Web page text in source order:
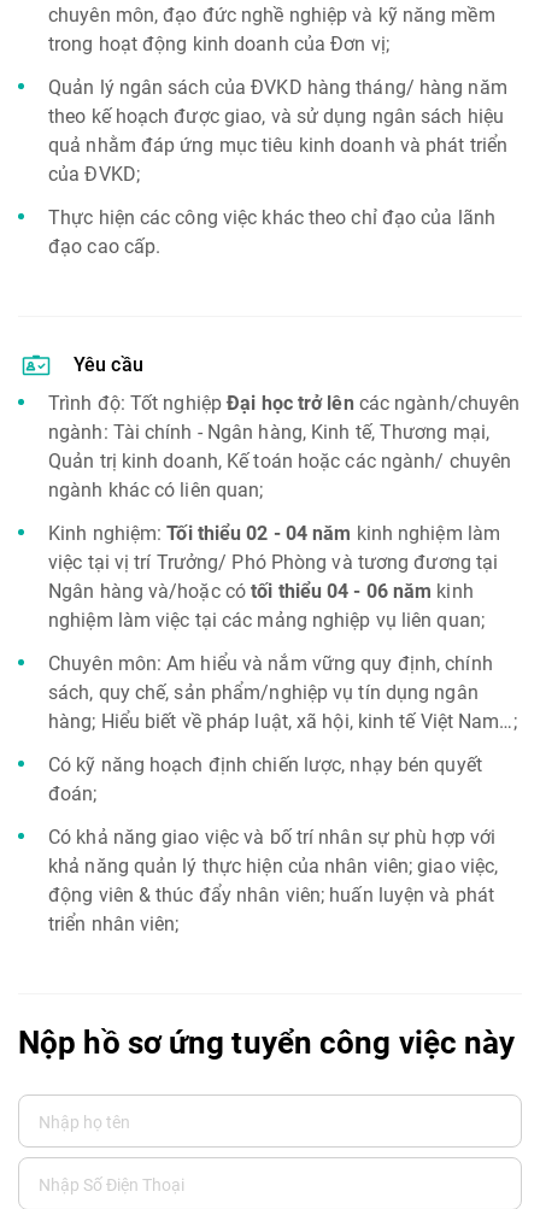
chuyên môn, đạo đức nghề nghiệp và kỹ năng mềm
trong hoạt động kinh doanh của Đơn vị;
Quản lý ngân sách của ĐVKD hàng tháng/ hàng năm
theo kế hoạch được giao, và sử dụng ngân sách hiệu
quả nhằm đáp ứng mục tiêu kinh doanh và phát triển
của ĐVKD;
Thực hiện các công việc khác theo chỉ đạo của lãnh
đạo cao cấp.
Yêu cầu
Trình độ: Tốt nghiệpĐại học trở lên các ngành/chuyên
ngành: Tài chính - Ngân hàng, Kinh tế, Thương mại,
Quản trị kinh doanh, Kế toán hoặc các ngành/ chuyên
ngành khác có liên quan;
Kinh nghiệm:Tối thiểu 02 - 04 năm kinh nghiệm làm
việc tại vị trí Trưởng/ Phó Phòng và tương đương tại
Ngân hàng và/hoặc cótối thiểu 04 - 06 năm kinh
nghiệm làm việc tại các mảng nghiệp vụ liên quan;
Chuyên môn: Am hiểu và nắm vững quy định, chính
sách, quy chế, sản phẩm/nghiệp vụ tín dụng ngân
hàng; Hiểu biết về pháp luật, xã hội, kinh tế Việt Nam…;
Có kỹ năng hoạch định chiến lược, nhạy bén quyết
đoán;
Có khả năng giao việc và bố trí nhân sự phù hợp với
khả năng quản lý thực hiện của nhân viên; giao việc,
động viên & thúc đẩy nhân viên; huấn luyện và phát
triển nhân viên;
Nộp hồ sơ ứng tuyển công việc này